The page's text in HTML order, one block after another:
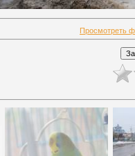
Просмотреть